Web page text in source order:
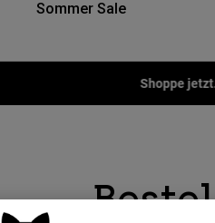
Sommer Sale
Fox LAB